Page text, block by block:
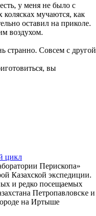
у меня не было с
мучаются, как
оставил на приколе.
воздухом.
странно. Совсем с другой
вы
цикл
Перископа»
Казахской экспедиции.
и редко посещаемых
Петропавловске и
на Иртыше